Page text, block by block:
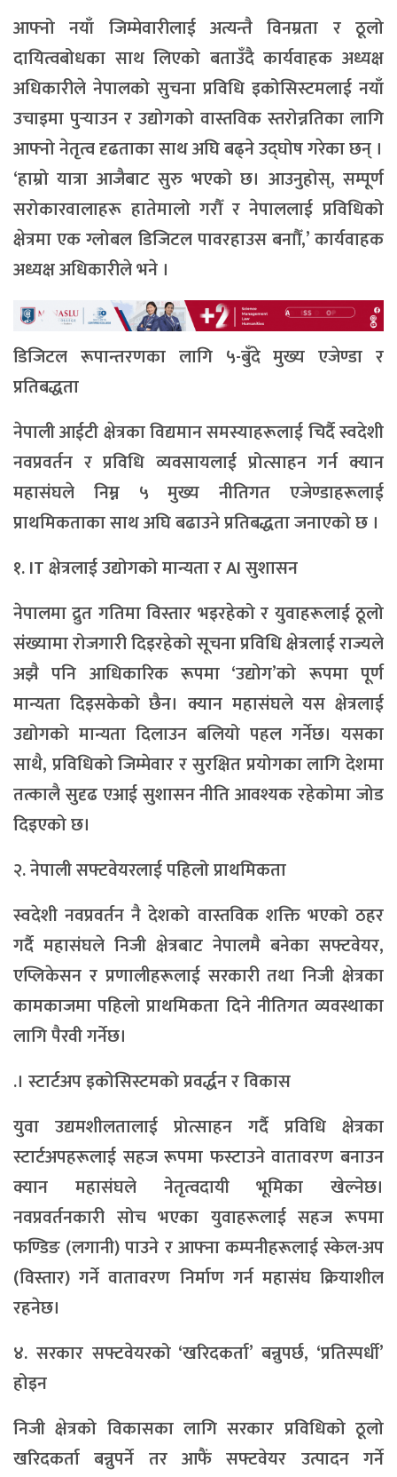
आफ्नो नयाँ जिम्मेवारीलाई अत्यन्तै विनम्रता र ठूलो
दायित्वबोधका साथ लिएको बताउँदै कार्यवाहक अध्यक्ष
अधिकारीले नेपालको सुचना प्रविधि इकोसिस्टमलाई नयाँ
उचाइमा पुर्‍याउन र उद्योगको वास्तविक स्तरोन्नतिका लागि
आफ्नो नेतृत्व दृढताका साथ अघि बढ्ने उद्घोष गरेका छन् ।
‘हाम्रो यात्रा आजैबाट सुरु भएको छ। आउनुहोस्, सम्पूर्ण
सरोकारवालाहरू हातेमालो गरौँ र नेपाललाई प्रविधिको
क्षेत्रमा एक ग्लोबल डिजिटल पावरहाउस बनाौँ,’ कार्यवाहक
अध्यक्ष अधिकारीले भने ।
डिजिटल रूपान्तरणका लागि ५-बुँदे मुख्य एजेण्डा र
प्रतिबद्धता
नेपाली आईटी क्षेत्रका विद्यमान समस्याहरूलाई चिर्दै स्वदेशी
नवप्रवर्तन र प्रविधि व्यवसायलाई प्रोत्साहन गर्न क्यान
महासंघले निम्न ५ मुख्य नीतिगत एजेण्डाहरूलाई
प्राथमिकताका साथ अघि बढाउने प्रतिबद्धता जनाएको छ ।
१. IT क्षेत्रलाई उद्योगको मान्यता र AI सुशासन
नेपालमा द्रुत गतिमा विस्तार भइरहेको र युवाहरूलाई ठूलो
संख्यामा रोजगारी दिइरहेको सूचना प्रविधि क्षेत्रलाई राज्यले
अझै पनि आधिकारिक रूपमा ‘उद्योग’को रूपमा पूर्ण
मान्यता दिइसकेको छैन। क्यान महासंघले यस क्षेत्रलाई
उद्योगको मान्यता दिलाउन बलियो पहल गर्नेछ। यसका
साथै, प्रविधिको जिम्मेवार र सुरक्षित प्रयोगका लागि देशमा
तत्कालै सुदृढ एआई सुशासन नीति आवश्यक रहेकोमा जोड
दिइएको छ।
२. नेपाली सफ्टवेयरलाई पहिलो प्राथमिकता
स्वदेशी नवप्रवर्तन नै देशको वास्तविक शक्ति भएको ठहर
गर्दै महासंघले निजी क्षेत्रबाट नेपालमै बनेका सफ्टवेयर,
एप्लिकेसन र प्रणालीहरूलाई सरकारी तथा निजी क्षेत्रका
कामकाजमा पहिलो प्राथमिकता दिने नीतिगत व्यवस्थाका
लागि पैरवी गर्नेछ।
.। स्टार्टअप इकोसिस्टमको प्रवर्द्धन र विकास
युवा उद्यमशीलतालाई प्रोत्साहन गर्दै प्रविधि क्षेत्रका
स्टार्टअपहरूलाई सहज रूपमा फस्टाउने वातावरण बनाउन
क्यान महासंघले नेतृत्वदायी भूमिका खेल्नेछ।
नवप्रवर्तनकारी सोच भएका युवाहरूलाई सहज रूपमा
फण्डिङ (लगानी) पाउने र आफ्ना कम्पनीहरूलाई स्केल-अप
(विस्तार) गर्ने वातावरण निर्माण गर्न महासंघ क्रियाशील
रहनेछ।
४. सरकार सफ्टवेयरको ‘खरिदकर्ता’ बन्नुपर्छ, ‘प्रतिस्पर्धी’
होइन
निजी क्षेत्रको विकासका लागि सरकार प्रविधिको ठूलो
खरिदकर्ता बन्नुपर्ने तर आफैं सफ्टवेयर उत्पादन गर्ने